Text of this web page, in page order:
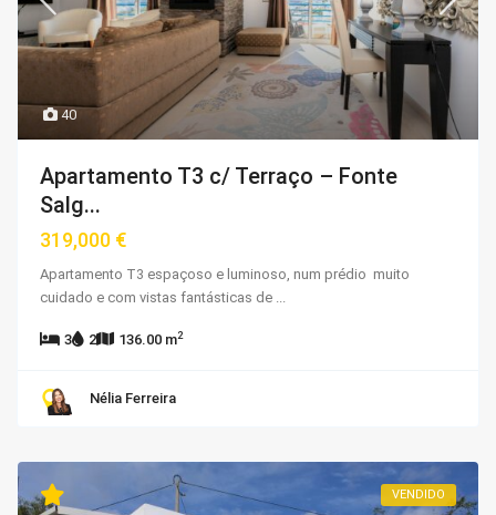
40
Apartamento T3 c/ Terraço – Fonte
Salg...
319,000 €
Apartamento T3 espaçoso e luminoso, num prédio muito
cuidado e com vistas fantásticas de ...
3 2 136.00 m2
Nélia Ferreira
VENDIDO